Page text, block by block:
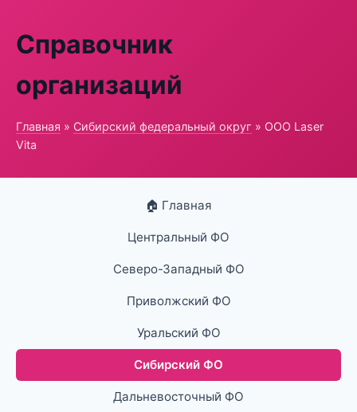
Справочник
организаций
Главная » Сибирский федеральный округ » ООО Laser
Vita
🏠 Главная
Центральный ФО
Северо-Западный ФО
Приволжский ФО
Уральский ФО
Сибирский ФО
Дальневосточный ФО